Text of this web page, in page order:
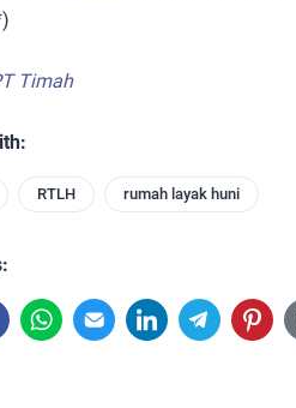
Timah
RTLH rumah layak huni